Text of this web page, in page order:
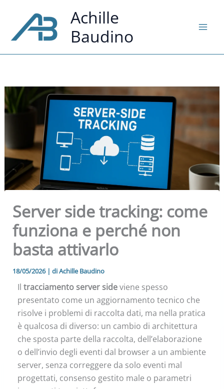
contenuto
Achille
Baudino
Server side tracking: come
funziona e perché non
basta attivarlo
18/05/2026 | diAchille Baudino
Il tracciamento server sideviene spesso
presentato come un aggiornamento tecnico che
risolve i problemi di raccolta dati, ma nella pratica
è qualcosa di diverso: un cambio di architettura
che sposta parte della raccolta, dell’elaborazione
o dell’invio degli eventi dal browser a un ambiente
server, senza correggere da solo eventi mal
progettati, consenso gestito male o parametri